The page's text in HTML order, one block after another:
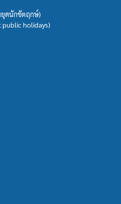
ยุดนักขัตฤกษ์)
public holidays)